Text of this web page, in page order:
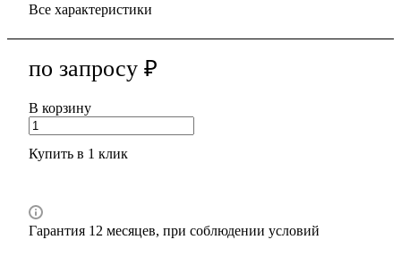
Все характеристики
по запросу ₽
В корзину
Купить в 1 клик
Гарантия 12 месяцев, при соблюдении условий